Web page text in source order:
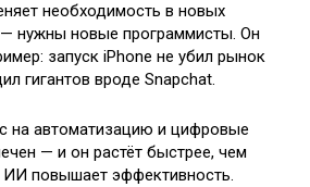
необходимость в новых
— нужны новые программисты. Он
запуск iPhone не убил рынок
гигантов вроде Snapchat.
на автоматизацию и цифровые
— и он растёт быстрее, чем
ИИ повышает эффективность.